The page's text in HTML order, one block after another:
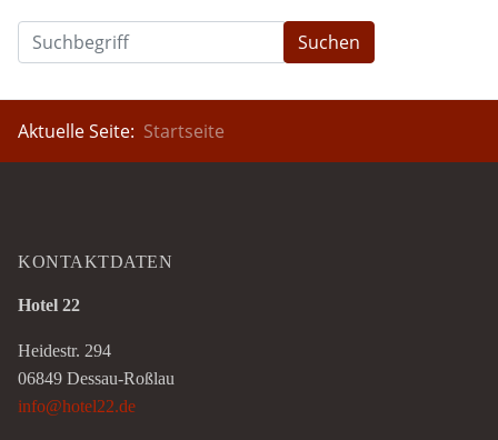
Suchen
Aktuelle Seite: Startseite
KONTAKTDATEN
Hotel 22
Heidestr. 294
06849 Dessau-Roßlau
info@hotel22.de